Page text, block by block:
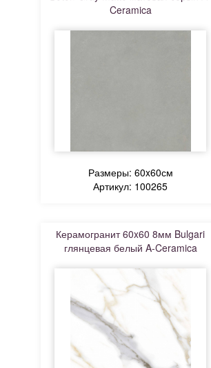
Ceramica
Размеры: 60x60см
Артикул: 100265
Керамогранит 60x60 8мм Bulgari
глянцевая белый A-Ceramica